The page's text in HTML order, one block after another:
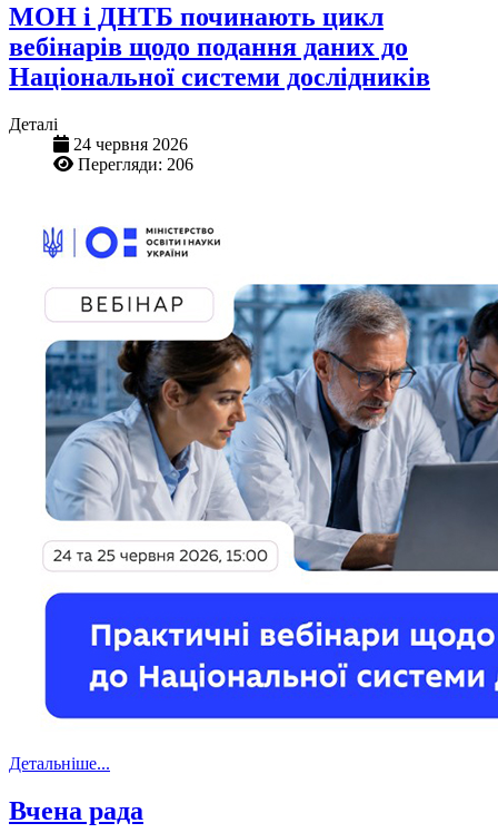
МОН і ДНТБ починають цикл
вебінарів щодо подання даних до
Національної системи дослідників
Деталі
24 червня 2026
Перегляди: 206
Детальніше...
Вчена рада